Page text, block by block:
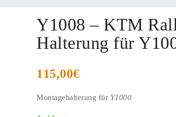
Y1008 – KTM
Halterung für
115,00€
Montagehalterung für Y1000